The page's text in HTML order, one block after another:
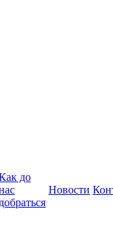
до
добраться
Новости